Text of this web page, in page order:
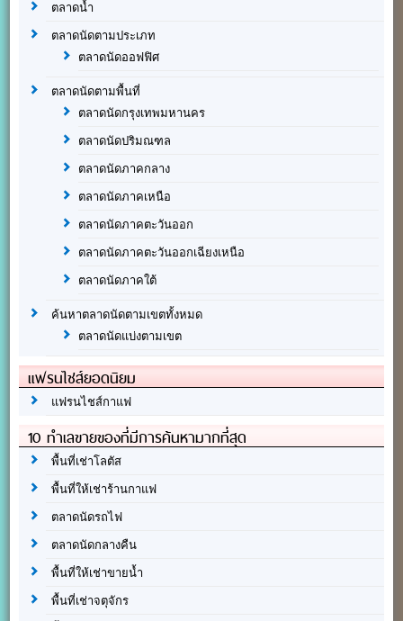
ตลาดน้ำ
ตลาดนัดตามประเภท
ตลาดนัดออฟฟิศ
ตลาดนัดตามพื้นที่
ตลาดนัดกรุงเทพมหานคร
ตลาดนัดปริมณฑล
ตลาดนัดภาคกลาง
ตลาดนัดภาคเหนือ
ตลาดนัดภาคตะวันออก
ตลาดนัดภาคตะวันออกเฉียงเหนือ
ตลาดนัดภาคใต้
ค้นหาตลาดนัดตามเขตทั้งหมด
ตลาดนัดแบ่งตามเขต
แฟรนไชส์ยอดนิยม
แฟรนไชส์กาแฟ
10 ทำเลขายของที่มีการค้นหามากที่สุด
พื้นที่เช่าโลตัส
พื้นที่ให้เช่าร้านกาแฟ
ตลาดนัดรถไฟ
ตลาดนัดกลางคืน
พื้นที่ให้เช่าขายน้ำ
พื้นที่เช่าจตุจักร